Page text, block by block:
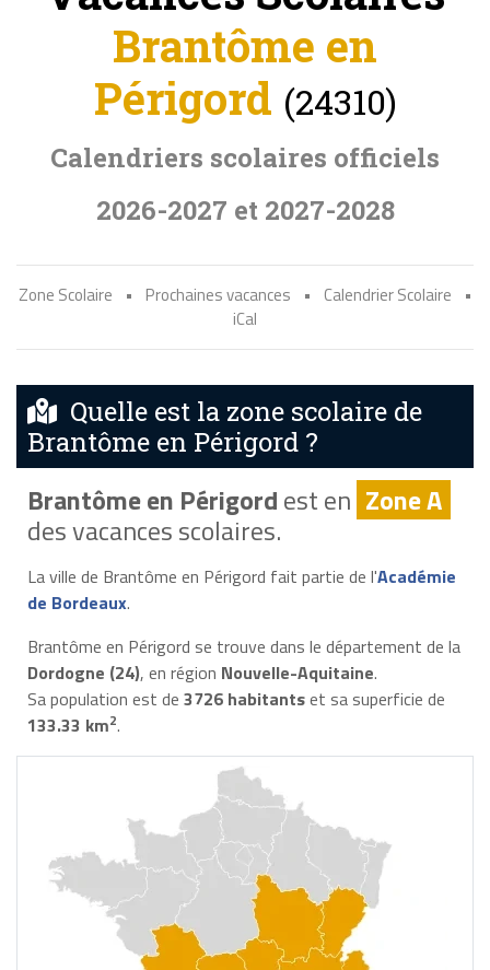
Brantôme en
Périgord (24310)
Calendriers scolaires officiels
2026-2027 et 2027-2028
Zone Scolaire • Prochaines vacances • Calendrier Scolaire
•
iCal
Quelle est la zone scolaire de
Brantôme en Périgord ?
Brantôme en Périgordest en Zone A
des vacances scolaires.
La ville de Brantôme en Périgord fait partie de l'Académie
de Bordeaux.
Brantôme en Périgord se trouve dans le département de la
Dordogne (24), en région Nouvelle-Aquitaine.
Sa population est de 3726 habitantset sa superficie de
133.33 km2.